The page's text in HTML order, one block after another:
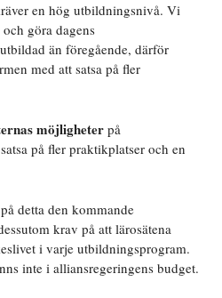
en hög utbildningsnivå. Vi
göra dagens
än föregående, därför
med att satsa på fler
möjligheterpå
på fler praktikplatser och en
detta den kommande
krav på att lärosätena
i varje utbildningsprogram.
inte i alliansregeringens budget.